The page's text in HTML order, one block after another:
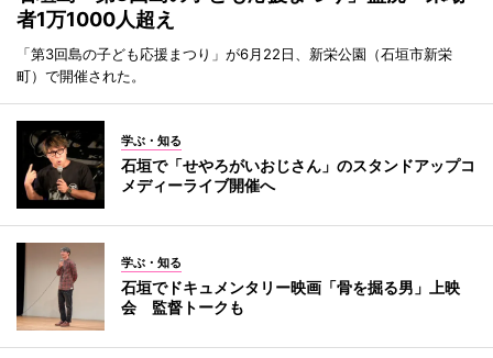
者1万1000人超え
「第3回島の子ども応援まつり」が6月22日、新栄公園（石垣市新栄
町）で開催された。
学ぶ・知る
石垣で「せやろがいおじさん」のスタンドアップコ
メディーライブ開催へ
学ぶ・知る
石垣でドキュメンタリー映画「骨を掘る男」上映
会 監督トークも